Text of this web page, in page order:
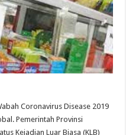
Coronavirus Disease 2019
Pemerintah Provinsi
Kejadian Luar Biasa (KLB)